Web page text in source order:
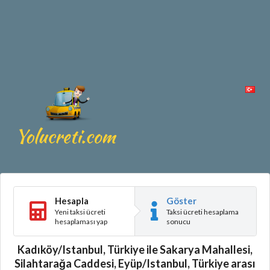
Hesapla
Yeni taksi ücreti
hesaplaması yap
Göster
Taksi ücreti hesaplama
sonucu
Kadıköy/Istanbul, Türkiye ile Sakarya Mahallesi,
Silahtarağa Caddesi, Eyüp/Istanbul, Türkiye arası